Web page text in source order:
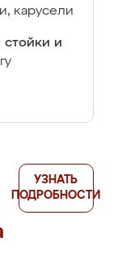
карусели
стойки и
УЗНАТЬ
ПОДРОБНОСТИ